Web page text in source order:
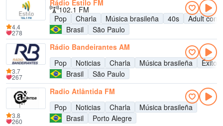
Rádio Estilo FM
102.1 FM
Pop
Charla Música brasileña 40s
Adult
Brasil
São Paulo
4.4
278
Rádio Bandeirantes AM
Pop
Noticias Charla Música brasileña
Éxitos
Brasil
São Paulo
3.7
267
Radio Atlântida FM
Pop
Noticias Charla
Música brasileña
Brasil
Porto Alegre
3.8
260